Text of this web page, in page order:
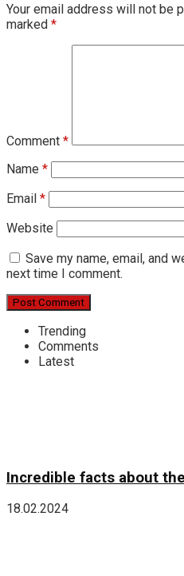
Your email address will not be
marked *
Comment *
Name *
Email *
Website
Save my name, email, and
next time I comment.
Trending
Comments
Latest
Incredible facts about
18.02.2024